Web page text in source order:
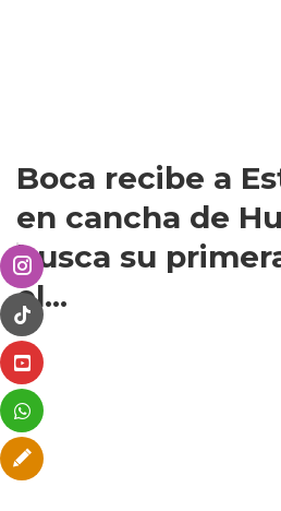
Boca recibe a
en cancha de
busca su
el...